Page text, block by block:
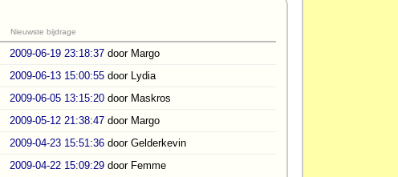
Nieuwste bijdrage
2009-06-19 23:18:37 door Margo
2009-06-13 15:00:55 door Lydia
2009-06-05 13:15:20 door Maskros
2009-05-12 21:38:47 door Margo
2009-04-23 15:51:36 door Gelderkevin
2009-04-22 15:09:29 door Femme